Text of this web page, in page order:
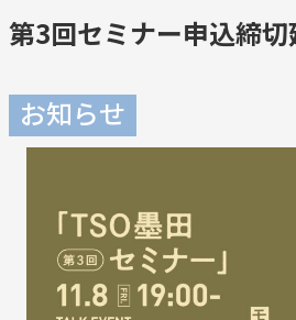
第3回セミナー申込締
お知らせ